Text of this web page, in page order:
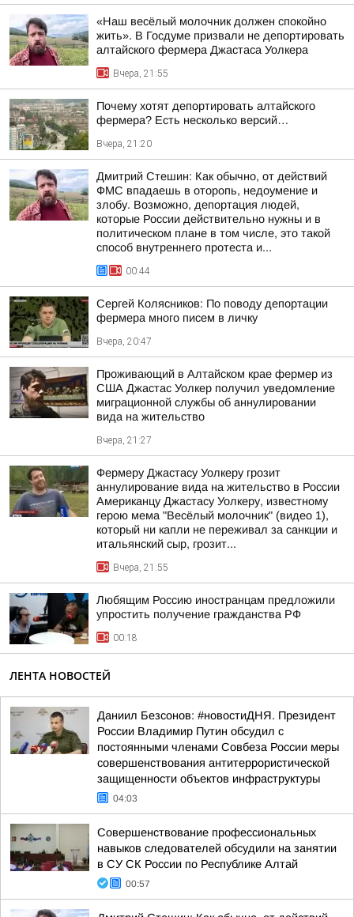
«Наш весёлый молочник должен спокойно
жить». В Госдуме призвали не депортировать
алтайского фермера Джастаса Уолкера
Вчера, 21:55
Почему хотят депортировать алтайского
фермера? Есть несколько версий…
Вчера, 21:20
Дмитрий Стешин: Как обычно, от действий
ФМС впадаешь в оторопь, недоумение и
злобу. Возможно, депортация людей,
которые России действительно нужны и в
политическом плане в том числе, это такой
способ внутреннего протеста и...
00:44
Сергей Колясников: По поводу депортации
фермера много писем в личку
Вчера, 20:47
Проживающий в Алтайском крае фермер из
США Джастас Уолкер получил уведомление
миграционной службы об аннулировании
вида на жительство
Вчера, 21:27
Фермеру Джастасу Уолкеру грозит
аннулирование вида на жительство в России
Американцу Джастасу Уолкеру, известному
герою мема "Весёлый молочник" (видео 1),
который ни капли не переживал за санкции и
итальянский сыр, грозит...
Вчера, 21:55
Любящим Россию иностранцам предложили
упростить получение гражданства РФ
00:18
ЛЕНТА НОВОСТЕЙ
Даниил Безсонов: #новостиДНЯ. Президент
России Владимир Путин обсудил с
постоянными членами Совбеза России меры
совершенствования антитеррористической
защищенности объектов инфраструктуры
04:03
Совершенствование профессиональных
навыков следователей обсудили на занятии
в СУ СК России по Республике Алтай
00:57